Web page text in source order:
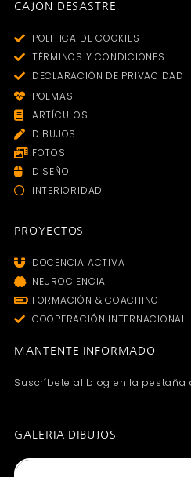
CAJON DESASTRE
POLITICA DE COOKIES
TÉRMINOS Y CONDICIONES
DECLARACIÓN DE PRIVACIDAD
POEMAS
ARTÍCULOS
DIBUJOS
FOTOS
DISEÑO
INTERIORIDAD
PROYECTOS
DOCENCIA ACTIVA
NEUROCIENCIA
FORMACIÓN & COACHING
COOPERACIÓN INTERNACIONAL
MANTENTE INFORMADO
Suscríbete al blog en la pestaña
GALERIA DIBUJOS